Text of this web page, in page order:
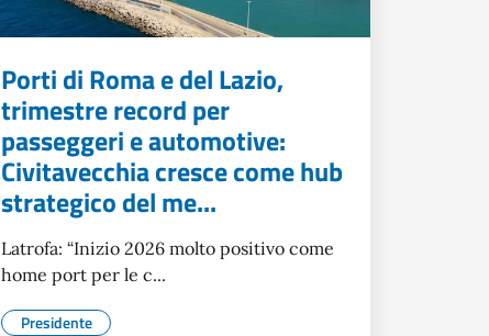
Porti di Roma e del Lazio,
trimestre record per
passeggeri e automotive:
Civitavecchia cresce come hub
strategico del me...
Latrofa: “Inizio 2026 molto positivo come
home port per le c...
Presidente